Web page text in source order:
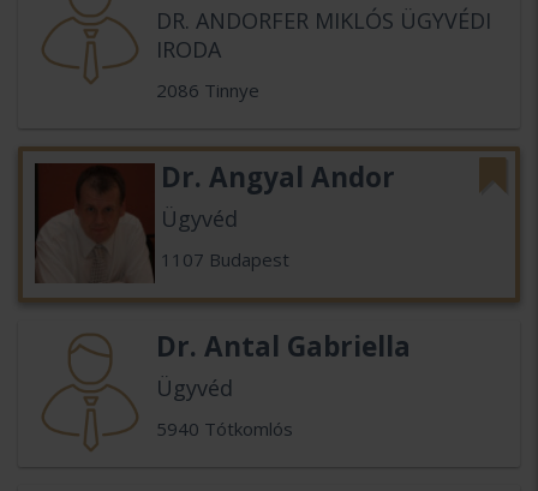
DR. ANDORFER MIKLÓS ÜGYVÉDI
IRODA
2086 Tinnye
Dr. Angyal Andor
Ügyvéd
1107 Budapest
Dr. Antal Gabriella
Ügyvéd
5940 Tótkomlós